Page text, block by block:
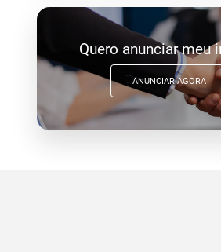
Quero anunciar meu
ANUNCIAR AGORA